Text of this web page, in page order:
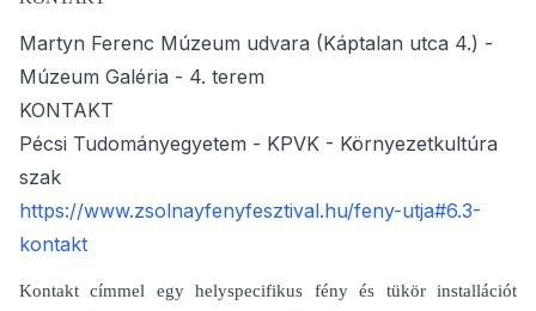
Martyn Ferenc Múzeum udvara (Káptalan utca 4.) -
Múzeum Galéria - 4. terem
KONTAKT
Pécsi Tudományegyetem - KPVK - Környezetkultúra
szak
https://www.zsolnayfenyfesztival.hu/feny-utja#6.3-
kontakt
Kontakt címmel egy helyspecifikus fény és tükör installációt